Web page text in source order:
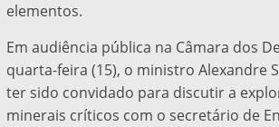
elementos.
Em audiência pública na Câmara dos
quarta-feira (15), o ministro Alexandre
ter sido convidado para discutir a
minerais críticos com o secretário de